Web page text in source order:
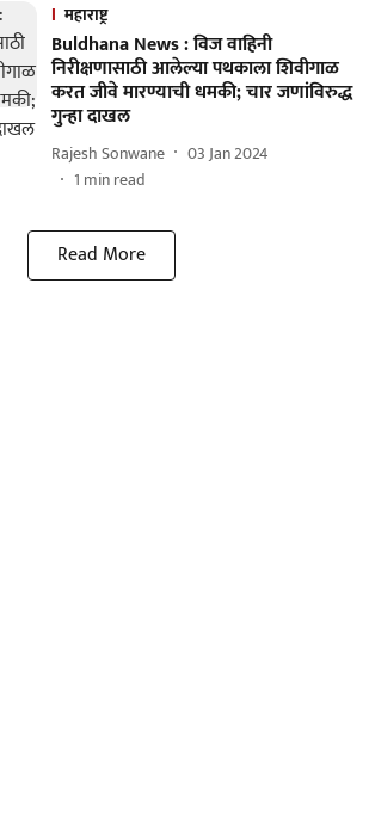
महाराष्ट्र
Buldhana News : विज वाहिनी
निरीक्षणासाठी आलेल्या पथकाला शिवीगाळ
करत जीवे मारण्याची धमकी; चार जणांविरुद्ध
गुन्हा दाखल
Rajesh Sonwane
03 Jan 2024
1 min read
Read More